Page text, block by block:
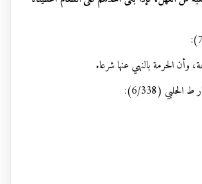
وأن الحرمة بالنهي عنها شرعا.
(6/338):